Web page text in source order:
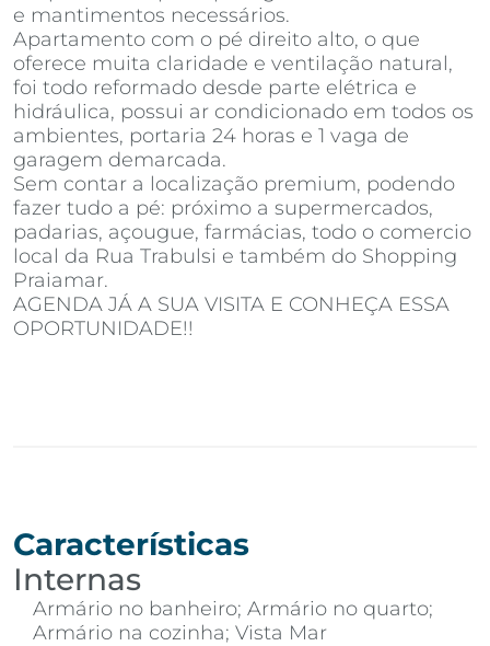
e mantimentos necessários.
Apartamento com o pé direito alto, o que
oferece muita claridade e ventilação natural,
foi todo reformado desde parte elétrica e
hidráulica, possui ar condicionado em todos os
ambientes, portaria 24 horas e 1 vaga de
garagem demarcada.
Sem contar a localização premium, podendo
fazer tudo a pé: próximo a supermercados,
padarias, açougue, farmácias, todo o comercio
local da Rua Trabulsi e também do Shopping
Praiamar.
AGENDA JÁ A SUA VISITA E CONHEÇA ESSA
OPORTUNIDADE!!
Características
Internas
Armário no banheiro; Armário no quarto;
Armário na cozinha; Vista Mar